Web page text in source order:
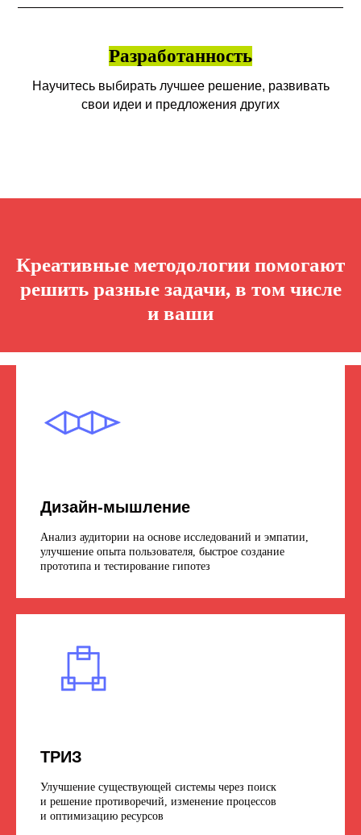
Разработанность
Научитесь выбирать лучшее решение, развивать
свои идеи и предложения других
Креативные методологии помогают
решить разные задачи, в том числе
и ваши
Дизайн-мышление
Анализ аудитории на основе исследований и эмпатии,
улучшение опыта пользователя, быстрое создание
прототипа и тестирование гипотез
ТРИЗ
Улучшение существующей системы через поиск
и решение противоречий, изменение процессов
и оптимизацию ресурсов